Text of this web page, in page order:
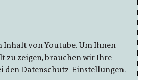
Inhalt von Youtube. Um Ihnen
zu zeigen, brauchen wir Ihre
den Datenschutz-Einstellungen.